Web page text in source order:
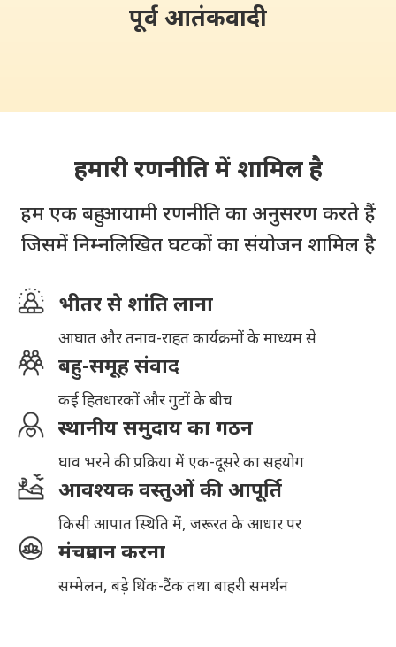
पूर्व आतंकवादी
हमारी रणनीति में शामिल है
हम एक बहु-आयामी रणनीति का अनुसरण करते हैं
जिसमें निम्नलिखित घटकों का संयोजन शामिल है
भीतर से शांति लाना
आघात और तनाव-राहत कार्यक्रमों के माध्यम से
बहु-समूह संवाद
कई हितधारकों और गुटों के बीच
स्थानीय समुदाय का गठन
घाव भरने की प्रक्रिया में एक-दूसरे का सहयोग
आवश्यक वस्तुओं की आपूर्ति
किसी आपात स्थिति में, जरूरत के आधार पर
मंचप्रदान करना
सम्मेलन, बड़े थिंक-टैंक तथा बाहरी समर्थन